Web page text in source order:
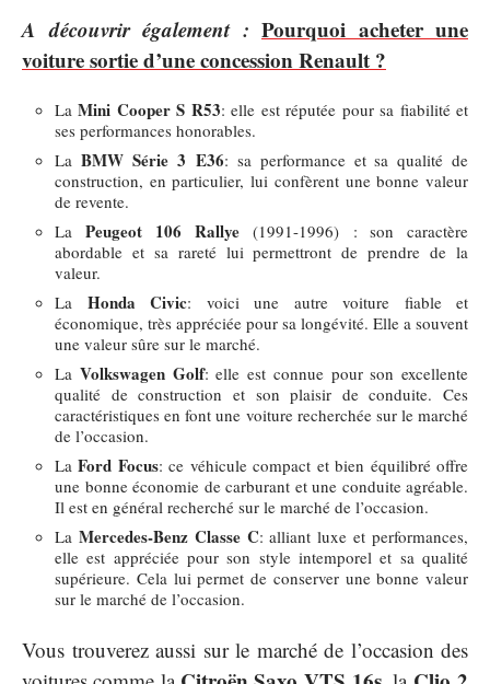
A découvrir également : Pourquoi acheter une
voiture sortie d’une concession Renault ?
LaMini Cooper S R53: elle est réputée pour sa fiabilité et
ses performances honorables.
La BMW Série 3 E36: sa performance et sa qualité de
construction, en particulier, lui confèrent une bonne valeur
de revente.
La Peugeot 106 Rallye (1991-1996) : son caractère
abordable et sa rareté lui permettront de prendre de la
valeur.
La Honda Civic: voici une autre voiture fiable et
économique, très appréciée pour sa longévité. Elle a souvent
une valeur sûre sur le marché.
La Volkswagen Golf: elle est connue pour son excellente
qualité de construction et son plaisir de conduite. Ces
caractéristiques en font une voiture recherchée sur le marché
de l’occasion.
LaFord Focus: ce véhicule compact et bien équilibré offre
une bonne économie de carburant et une conduite agréable.
Il est en général recherché sur le marché de l’occasion.
La Mercedes-Benz Classe C: alliant luxe et performances,
elle est appréciée pour son style intemporel et sa qualité
supérieure. Cela lui permet de conserver une bonne valeur
sur le marché de l’occasion.
Vous trouverez aussi sur le marché de l’occasion des